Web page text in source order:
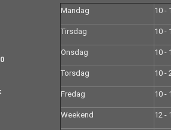
Mandag 10 -
Tirsdag 10 -
Onsdag 10 -
Torsdag 10 -
Fredag 10 -
Weekend 12 -